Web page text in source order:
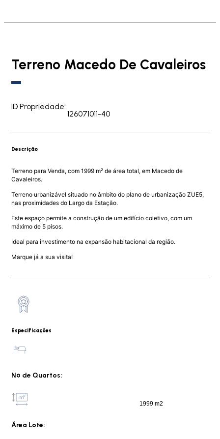
Terreno Macedo De Cavaleiros
ID Propriedade:
126071011-40
Descrição
Terreno para Venda, com 1999 m² de área total, em Macedo de
Cavaleiros.
Terreno urbanizável situado no âmbito do plano de urbanização ZUE5,
nas proximidades do Largo da Estação.
Este espaço permite a construção de um edifício coletivo, com um
máximo de 5 pisos.
Ideal para investimento na expansão habitacional da região.
Marque já a sua visita!
Especificações
Nº de Quartos:
Área Lote:
1999 m2